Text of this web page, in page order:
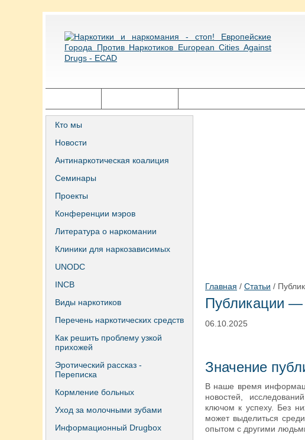
Кто мы
Новости
Антинаркотическая коалиция
Семинары
Проекты
Конференции мэров
Литература о наркомании
Клиники для наркозависимых
UNODC
INCB
Виды наркотиков
Перечень наркотических средств
Как решить проблему узкой
прихожей
Эротический рассказ -
Переписка
Кормление больных
Уход за молочными зубами
Информационный Drugbox
Главная / Статьи /
Публикации —
06.10.2025
Значение
В наше время
новостей,
ключом к успеху. Без
может выделиться
опытом с другими